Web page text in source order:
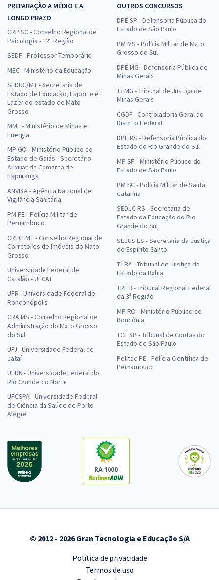
PREPARAÇÃO A MÉDIO E A
LONGO PRAZO
CRP SC - Conselho Regional de
Psicologia - 12ª Região
SEDF - Professor Temporário
MEC - Ministério da Educação
SEDUC/MT - Secretaria de
Estado de Educação, Esporte e
Lazer do estado de Mato
Grosso
MME - Ministério de Minas e
Energia
MP GO - Ministério Público do
Estado de Goiás - Secretário
Auxiliar da Comarca de
Itapuranga
ANVISA - Agência Nacional de
Vigilância Sanitária
PM PE - Polícia Militar de
Pernambuco
CRECI MT - Conselho Regional de
Corretores de Imóveis do Mato
Grosso
Universidade Federal de
Catalão - UFCAT
UFR - Universidade Federal de
Rondonópolis
CRA MS - Conselho Regional de
Administração do Mato Grosso
do Sul
UFJ - Universidade Federal de
Jataí
UFRN - Universidade Federal do
Rio Grande do Norte
UFCSPA - Universidade Federal
de Ciência da Saúde de Porto
Alegre
OUTROS CONCURSOS
DPE SP - Defensoria Pública do
Estado de São Paulo
PM MS - Polícia Militar de Mato
Grosso do Sul
DPE MG - Defensoria Pública de
Minas Gerais
TJ MG - Tribunal de Justiça de
Minas Gerais
CGDF - Controladoria Geral do
Distrito Federal
DPE RS - Defensoria Pública do
Estado do Rio Grande do Sul
MP SP - Ministério Público do
Estado de São Paulo
PM SC - Polícia Militar de Santa
Catarina
SEDUC RS - Secretaria de
Estado da Educação do Rio
Grande do Sul
SEJUS ES - Secretaria da Justiça
do Espírito Santo
TJ BA - Tribunal de Justiça do
Estado da Bahia
TRF 3 - Tribunal Regional Federal
da 3ª Região
MP RO - Ministério Público de
Rondônia
TCE SP - Tribunal de Contas do
Estado de São Paulo
Politec PE - Polícia Científica de
Pernambuco
RA 1000
© 2012 - 2026 Gran Tecnologia e Educação S/A
Política de privacidade
Termos de uso